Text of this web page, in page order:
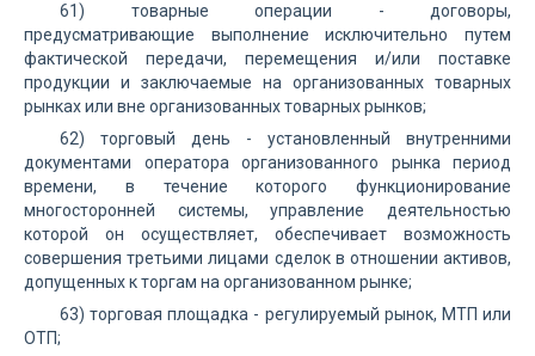
61) товарные операции - договоры,
предусматривающие выполнение исключительно путем
фактической передачи, перемещения и/или поставке
продукции и заключаемые на организованных товарных
рынках или вне организованных товарных рынков;
62) торговый день - установленный внутренними
документами оператора организованного рынка период
времени, в течение которого функционирование
многосторонней системы, управление деятельностью
которой он осуществляет, обеспечивает возможность
совершения третьими лицами сделок в отношении активов,
допущенных к торгам на организованном рынке;
63) торговая площадка - регулируемый рынок, МТП или
ОТП;